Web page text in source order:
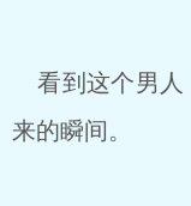
看到这个男人
来的瞬间。